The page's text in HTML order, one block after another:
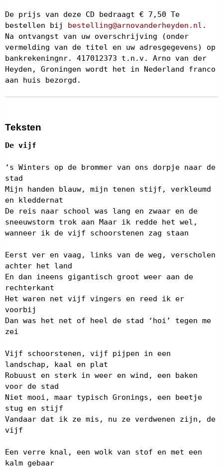
De prijs van deze CD bedraagt € 7,50 Te
bestellen bij bestelling@arnovanderheyden.nl .
Na ontvangst van uw overschrijving (onder
vermelding van de titel en uw adresgegevens) op
bankrekeningnr. 417012373 t.n.v. Arno van der
Heyden, Groningen wordt het in Nederland franco
aan huis bezorgd.
Teksten
De vijf
‘s Winters op de brommer van ons dorpje naar de
stad
Mijn handen blauw, mijn tenen stijf, verkleumd
en kleddernat
De reis naar school was lang en zwaar en de
sneeuwstorm trok aan Maar ik redde het wel,
wanneer ik de vijf schoorstenen zag staan
Eerst ver en vaag, links van de weg, verscholen
achter het land
En dan ineens gigantisch groot weer aan de
rechterkant
Het waren net vijf vingers en reed ik er
voorbij
Dan was het net of heel de stad ‘hoi’ tegen me
zei
Vijf schoorstenen, vijf pijpen in een
landschap, kaal en plat
Robuust en sterk in weer en wind, een baken
voor de stad
Niet mooi, maar typisch Gronings, een beetje
stug en stijf
Vandaar dat ik ze mis, nu ze verdwenen zijn, de
vijf
Een verre knal, een wolk van stof en met een
kalm gebaar